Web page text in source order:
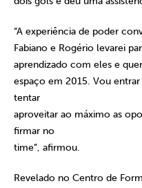
“A experiência de poder
Fabiano e Rogério levarei
aprendizado com eles e
espaço em 2015. Vou
tentar
aproveitar ao máximo as
firmar no
time”, afirmou.
Revelado no Centro de